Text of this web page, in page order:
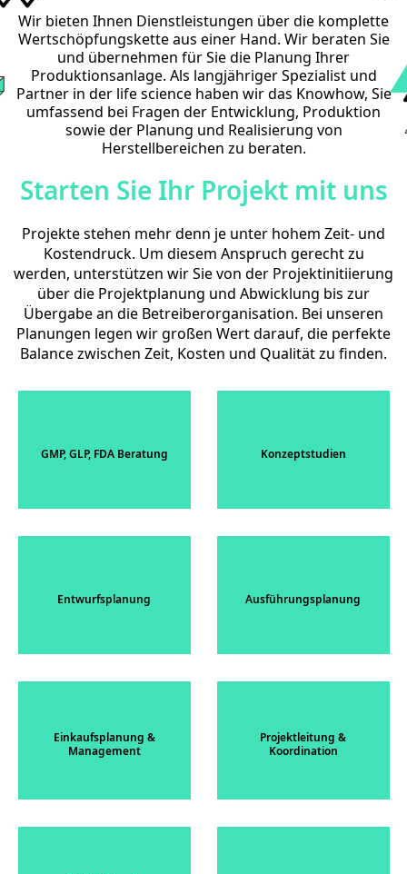
Wir bieten Ihnen Dienstleistungen über die komplette
Wertschöpfungskette aus einer Hand. Wir beraten Sie
und übernehmen für Sie die Planung Ihrer
Produktionsanlage. Als langjähriger Spezialist und
Partner in der life science haben wir das Knowhow, Sie
umfassend bei Fragen der Entwicklung, Produktion
sowie der Planung und Realisierung von
Herstellbereichen zu beraten.
Starten Sie Ihr Projekt mit uns
Projekte stehen mehr denn je unter hohem Zeit- und
Kostendruck. Um diesem Anspruch gerecht zu
werden, unterstützen wir Sie von der Projektinitiierung
über die Projektplanung und Abwicklung bis zur
Übergabe an die Betreiberorganisation. Bei unseren
Planungen legen wir großen Wert darauf, die perfekte
Balance zwischen Zeit, Kosten und Qualität zu finden.
GMP, GLP, FDA Beratung Konzeptstudien
Entwurfsplanung Ausführungsplanung
Einkaufsplanung &
Management
Projektleitung &
Koordination